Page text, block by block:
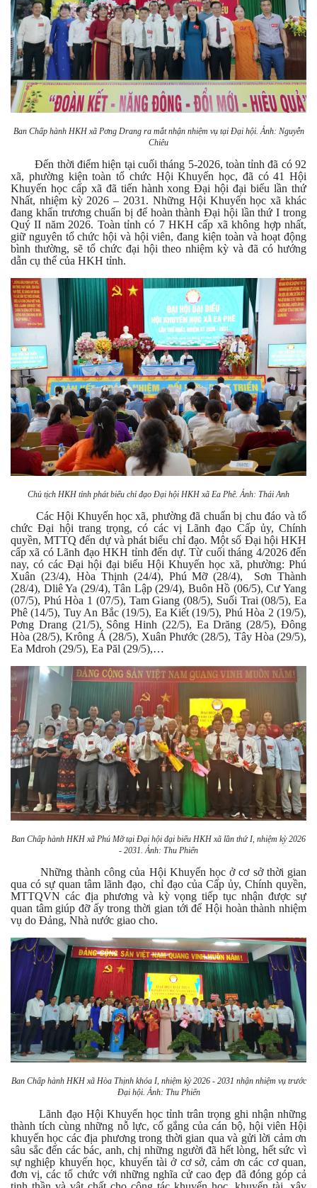
Ban Chấp hành HKH xã Pơng Drang ra mắt nhận nhiệm vụ tại Đại hội. Ảnh: Nguyễn
Chiêu
Đến thời điểm hiện tại cuối tháng 5-2026, toàn tỉnh đã có 92
xã, phường kiện toàn tổ chức Hội Khuyến học, đã có 41 Hội
Khuyến học cấp xã đã tiến hành xong Đại hội đại biểu lần thứ
Nhất, nhiệm kỳ 2026 – 2031. Những Hội Khuyến học xã khác
đang khẩn trương chuẩn bị để hoàn thành Đại hội lần thứ I trong
Quý II năm 2026. Toàn tỉnh có 7 HKH cấp xã không hợp nhất,
giữ nguyên tổ chức hội và hội viên, đang kiện toàn và hoạt động
bình thường, sẽ tổ chức đại hội theo nhiệm kỳ và đã có hướng
dẫn cụ thể của HKH tỉnh.
Chủ tịch HKH tỉnh phát biểu chỉ đạo Đại hội HKH xã Ea Phê. Ảnh: Thái Anh
Các Hội Khuyến học xã, phường đã chuẩn bị chu đáo và tổ
chức Đại hội trang trọng, có các vị Lãnh đạo Cấp ủy, Chính
quyền, MTTQ đến dự và phát biểu chỉ đạo. Một số Đại hội HKH
cấp xã có Lãnh đạo HKH tỉnh đến dự. Từ cuối tháng 4/2026 đến
nay, có các Đại hội đại biểu Hội Khuyến học xã, phường: Phú
Xuân (23/4), Hòa Thịnh (24/4), Phú Mỡ (28/4), Sơn Thành
(28/4), Dliê Ya (29/4), Tân Lập (29/4), Buôn Hồ (06/5), Cư Yang
(07/5), Phú Hòa 1 (07/5), Tam Giang (08/5), Suối Trai (08/5), Ea
Phê (14/5), Tuy An Bắc (19/5), Ea Kiết (19/5), Phú Hòa 2 (19/5),
Pơng Drang (21/5), Sông Hinh (22/5), Ea Drăng (28/5), Đông
Hòa (28/5), Krông Á (28/5), Xuân Phước (28/5), Tây Hòa (29/5),
Ea Mdroh (29/5), Ea Păl (29/5),…
Ban Chấp hành HKH xã Phú Mỡ tại Đại hội đại biểu HKH xã lần thứ I, nhiệm kỳ 2026
- 2031. Ảnh: Thu Phiển
Những thành công của Hội Khuyến học ở cơ sở thời gian
qua có sự quan tâm lãnh đạo, chỉ đạo của Cấp ủy, Chính quyền,
MTTQVN các địa phương và kỳ vọng tiếp tục nhận được sự
quan tâm giúp đỡ ấy trong thời gian tới để Hội hoàn thành nhiệm
vụ do Đảng, Nhà nước giao cho.
Ban Chấp hành HKH xã Hòa Thịnh khóa I, nhiệm kỳ 2026 - 2031 nhận nhiệm vụ trước
Đại hội. Ảnh: Thu Phiển
Lãnh đạo Hội Khuyến học tỉnh trân trọng ghi nhận những
thành tích cùng những nỗ lực, cố gắng của cán bộ, hội viên Hội
khuyến học các địa phương trong thời gian qua và gửi lời cảm ơn
sâu sắc đến các bác, anh, chị những người đã hết lòng, hết sức vì
sự nghiệp khuyến học, khuyến tài ở cơ sở, cảm ơn các cơ quan,
đơn vị, các tổ chức với những nghĩa cử cao đẹp đã đóng góp cả